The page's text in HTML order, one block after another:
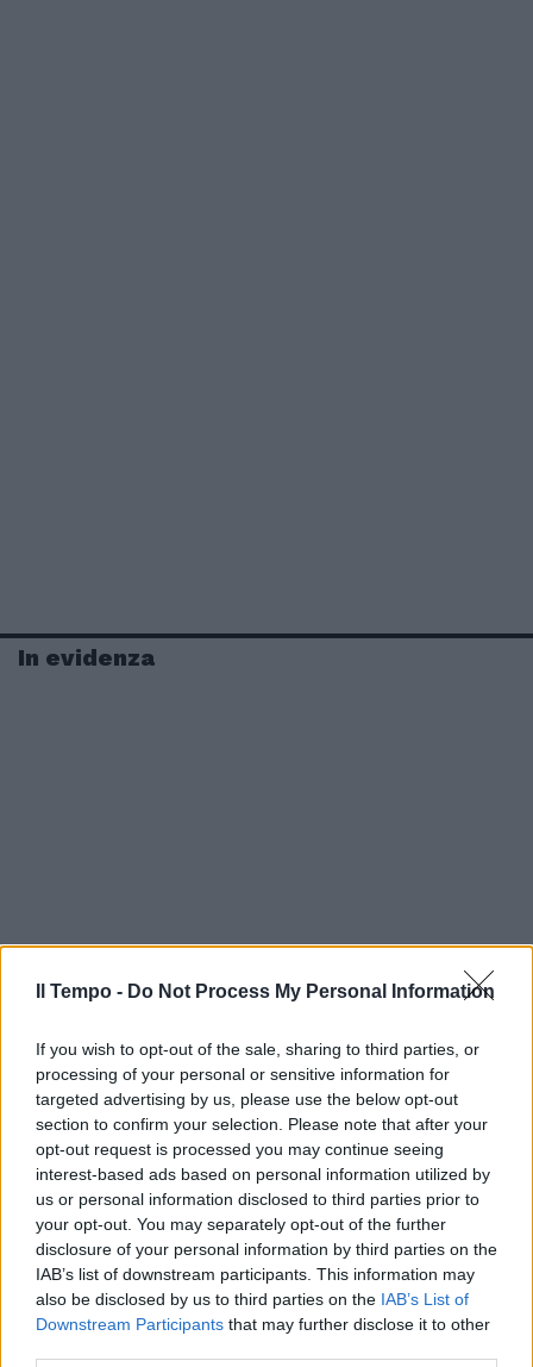
Il Tempo - Do Not Process My Personal Information
If you wish to opt-out of the sale, sharing to third parties, or
processing of your personal or sensitive information for
targeted advertising by us, please use the below opt-out
section to confirm your selection. Please note that after your
opt-out request is processed you may continue seeing
interest-based ads based on personal information utilized by
us or personal information disclosed to third parties prior to
your opt-out. You may separately opt-out of the further
disclosure of your personal information by third parties on the
IAB’s list of downstream participants. This information may
also be disclosed by us to third parties on the IAB’s List of
Downstream Participants that may further disclose it to other
In evidenza